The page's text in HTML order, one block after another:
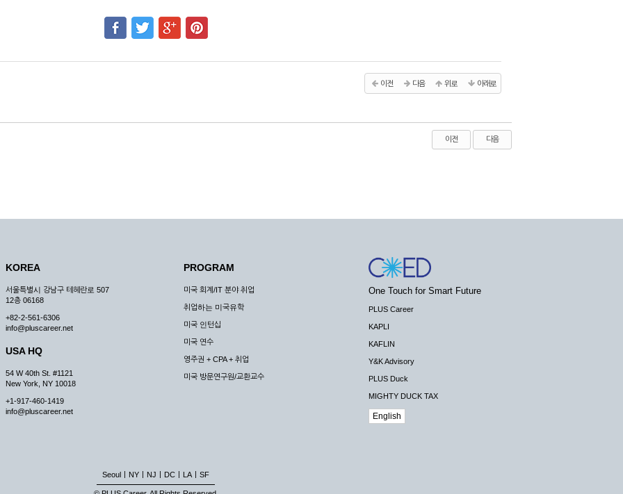
이전 다음 위로 아래로
이전 다음
KOREA
서울특별시 강남구 테헤란로 507
12층 06168
+82-2-561-6306
info@pluscareer.net
USA HQ
54 W 40th St. #1121
New York, NY 10018
+1-917-460-1419
info@pluscareer.net
PROGRAM
미국 회계/IT 분야 취업
취업하는 미국유학
미국 인턴십
미국 연수
영주권 + CPA + 취업
미국 방문연구원/교환교수
One Touch for Smart Future
PLUS Career
KAPLI
KAFLIN
Y&K Advisory
PLUS Duck
MIGHTY DUCK TAX
English
Seoul NY NJ DC LA SF